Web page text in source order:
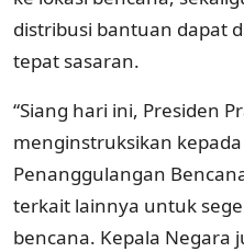
distribusi bantuan dapat
tepat sasaran.
“Siang hari ini, Presiden
menginstruksikan
Penanggulangan
terkait lainnya untuk
bencana. Kepala Negara